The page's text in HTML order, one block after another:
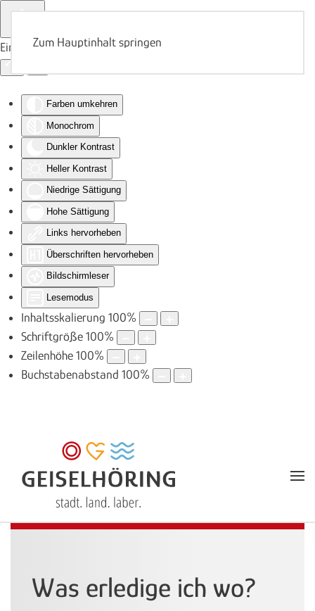
Eingabehilfen öffnen
Farben umkehren
Monochrom
Dunkler Kontrast
Heller Kontrast
Niedrige Sättigung
Hohe Sättigung
Links hervorheben
Überschriften hervorheben
Bildschirmleser
Lesemodus
Inhaltsskalierung 100%
Schriftgröße 100%
Zeilenhöhe 100%
Buchstabenabstand 100%
Zum Hauptinhalt springen
Was erledige ich wo?